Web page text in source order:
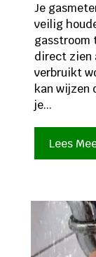
Je
veilig
gasstroom
direct zien
verbruikt
kan wijzen
je...
Lees